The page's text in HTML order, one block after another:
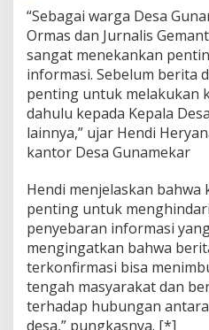
“Sebagai warga Desa
Ormas dan Jurnalis
sangat menekankan
informasi. Sebelum berita
penting untuk melakukan
dahulu kepada Kepala
lainnya,” ujar Hendi
kantor Desa Gunamekar
Hendi menjelaskan
penting untuk
penyebaran informasi
mengingatkan bahwa
terkonfirmasi bisa
tengah masyarakat dan
terhadap hubungan
desa,” pungkasnya. [*]